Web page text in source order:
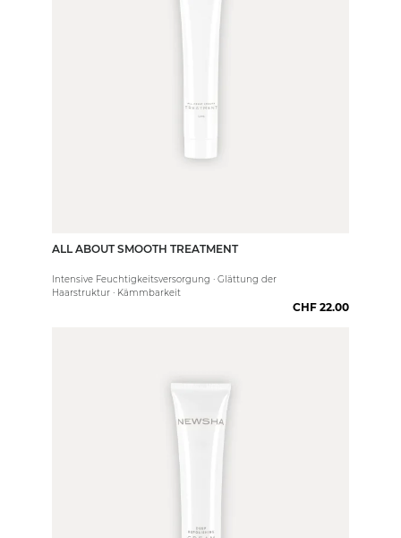
50 ml
ALL ABOUT SMOOTH TREATMENT
Intensive Feuchtigkeitsversorgung · Glättung der
Haarstruktur · Kämmbarkeit
CHF 22.00